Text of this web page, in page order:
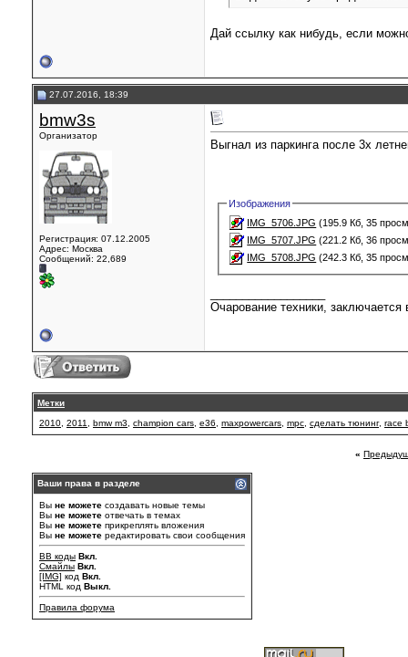
Дай ссылку как нибудь, если
27.07.2016, 18:39
bmw3s
Организатор
Регистрация: 07.12.2005
Адрес: Москва
Сообщений: 22,689
Выгнал из паркинга после 3х
Изображения
IMG_5706.JPG (195.9 Кб, 35
IMG_5707.JPG (221.2 Кб, 36
IMG_5708.JPG (242.3 Кб, 35
Очарование техники,
Метки
2010 2011 bmw m3 champion cars e36 maxpowercars mpc сделать тюнинг, race
«
Ваши права в разделе
Вы не можете создавать новые темы
Вы не можете отвечать в темах
Вы не можете прикреплять вложения
Вы не можете редактировать свои сообщения
BB коды Вкл.
Смайлы Вкл.
[IMG] код Вкл.
HTML код Выкл.
Правила форума